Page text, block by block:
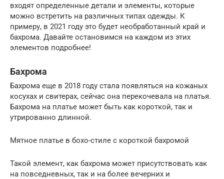
входят определенные детали и элементы, которые
можно встретить на различных типах одежды. К
примеру, в 2021 году это будет необработанный край и
бахрома. Давайте остановимся на каждом из этих
элементов подробнее!
Бахрома
Бахрома еще в 2018 году стала появляться на кожаных
косухах и свитерах, сейчас она перекочевала на платья.
Бахрома на платье может быть как короткой, так и
утрированно длинной.
Мятное платье в бохо-стиле с короткой бахромой
Такой элемент, как бахрома может присутствовать как
на повседневных, так и на более вечерних и